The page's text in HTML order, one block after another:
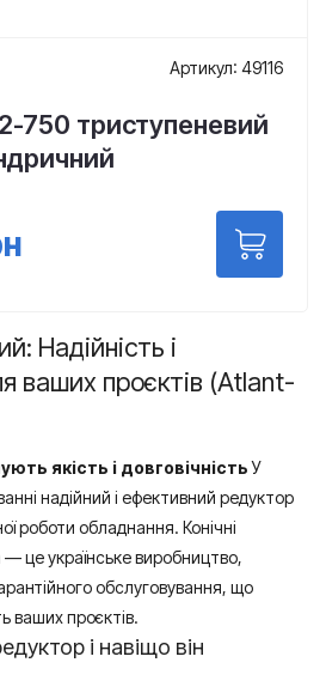
Артикул: 49116
750 триступеневий
Надійність і
ваших проєктів (Atlant-
якість і довговічністьУ
надійний і ефективний редуктор
роботи обладнання. Конічні
це українське виробництво,
обслуговування, що
ваших проєктів.
і навіщо він